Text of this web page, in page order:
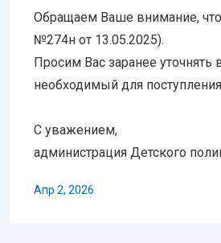
Обращаем Ваше внимание, что
№274н от 13.05.2025).
Просим Вас заранее
необходимый для
С уважением,
администрация Детского
Апр 2, 2026